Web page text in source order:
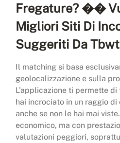
Fregature? ��
Migliori Siti Di
Suggeriti Da
Il matching si basa
geolocalizzazione e sulla
L’applicazione ti permette
hai incrociato in un raggio
anche se non le hai mai
economico, ma con
valutazioni peggiori,